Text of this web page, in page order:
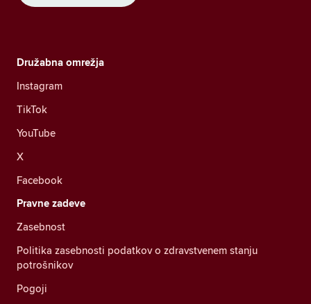
Družabna omrežja
Instagram
TikTok
YouTube
X
Facebook
Pravne zadeve
Zasebnost
Politika zasebnosti podatkov o zdravstvenem stanju
potrošnikov
Pogoji